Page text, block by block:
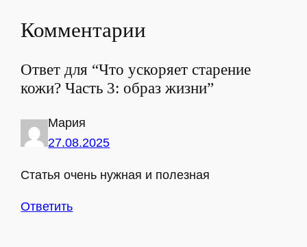
Комментарии
Ответ для “Что ускоряет старение
кожи? Часть 3: образ жизни”
Мария
27.08.2025
Статья очень нужная и полезная
Ответить